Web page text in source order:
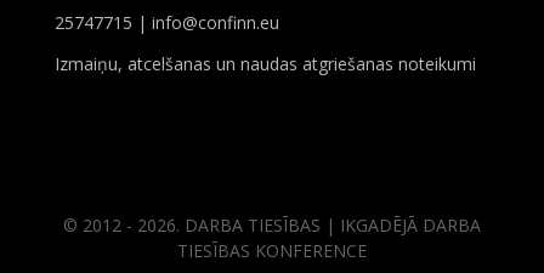
25747715 | info@confinn.eu
Izmaiņu, atcelšanas un naudas atgriešanas noteikumi
© 2012 - 2026. DARBA TIESĪBAS | IKGADĒJĀ DARBA
TIESĪBAS KONFERENCE